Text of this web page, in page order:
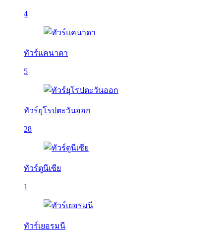
4
ทัวร์แคนาดา
5
ทัวร์ยุโรปตะวันออก
28
ทัวร์ตูนีเซีย
1
ทัวร์เยอรมนี